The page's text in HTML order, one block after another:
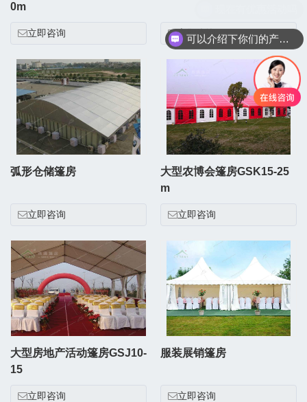
0m
立即咨询 立即咨询
弧形仓储篷房
立即咨询
大型农博会篷房GSK15-25
m
立即咨询
大型房地产活动篷房GSJ10-
15
立即咨询
服装展销篷房
立即咨询
可以介绍下你们的产品么